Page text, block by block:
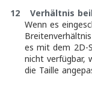
12
Verhältnis
Wenn es
es mit dem 2D-
nicht verfügbar,
die Taille